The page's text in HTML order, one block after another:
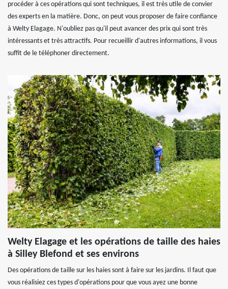
procéder à ces opérations qui sont techniques, il est très utile de convier
des experts en la matière. Donc, on peut vous proposer de faire confiance
à Welty Elagage. N'oubliez pas qu'il peut avancer des prix qui sont très
intéressants et très attractifs. Pour recueillir d'autres informations, il vous
suffit de le téléphoner directement.
Welty Elagage et les opérations de taille des haies
à Silley Blefond et ses environs
Des opérations de taille sur les haies sont à faire sur les jardins. Il faut que
vous réalisiez ces types d'opérations pour que vous ayez une bonne